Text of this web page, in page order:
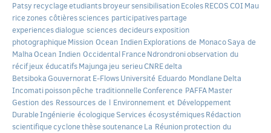
Patsy recyclageetudiantsbroyeursensibilisationEcolesRECOSCOIMau
ricezones côtièressciences participativespartage
experiencesdialogue sciences decideursexposition
photographiqueMission Ocean IndienExplorations de MonacoSaya de
MalhaOcean Indien OccidentalFranceNdrondroniobservation du
récifjeux éducatifsMajunga jeu serieuCNREdelta
BetsibokaGouvernoratE-FlowsUniversité Eduardo MondlaneDelta
Incomatipoissonpêche traditionnelleConference PAFFAMaster
Gestion des Ressources de l Environnement et Développement
DurableIngénierie écologiqueServices écosystémiquesRédaction
scientifiquecyclonethèsesoutenanceLa Réunionprotection du